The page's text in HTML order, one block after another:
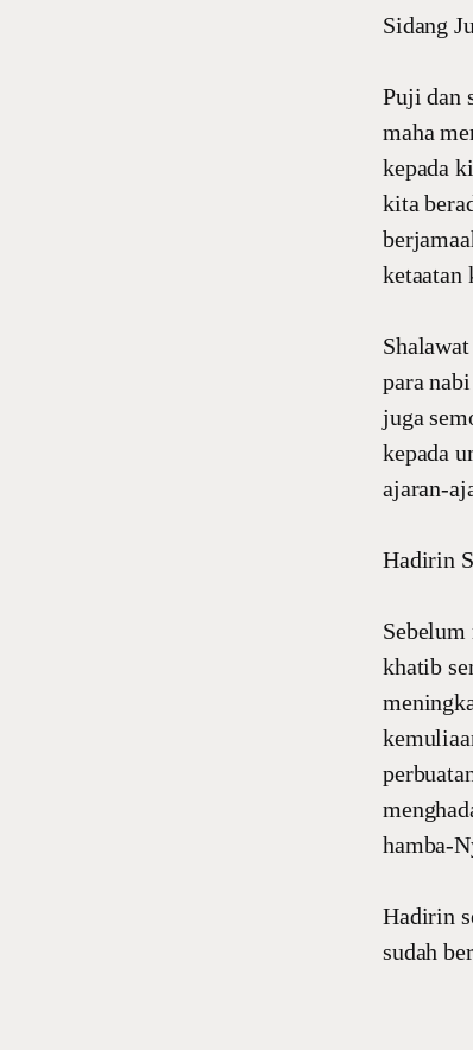
Sidang
Puji dan
maha
kepada
kita
ketaatan
para
juga
kepada
ajaran-
Hadirin
khatib
hamba-
Hadirin
sudah